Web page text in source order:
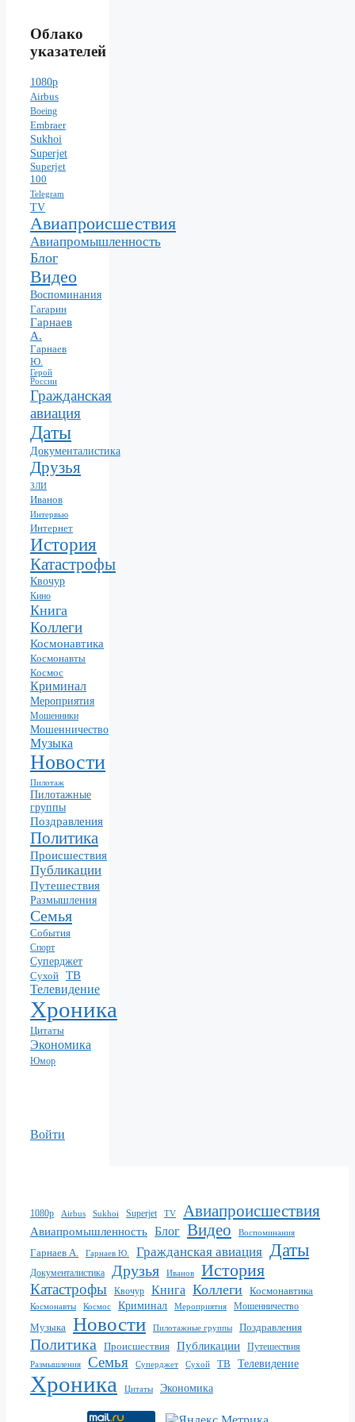
Облако
указателей
1080p
Airbus
Boeing
Embraer
Sukhoi
Superjet
Superjet
100
Telegram
TV
Авиапроисшествия
Авиапромышленность
Блог
Видео
Воспоминания
Гагарин
Гарнаев
А.
Гарнаев
Ю.
Герой
России
Гражданская
авиация
Даты
Документалистика
Друзья
ЗЛИ
Иванов
Интервью
Интернет
История
Катастрофы
Квочур
Кино
Книга
Коллеги
Космонавтика
Космонавты
Космос
Криминал
Мероприятия
Мошенники
Мошенничество
Музыка
Новости
Пилотаж
Пилотажные
группы
Поздравления
Политика
Происшествия
Публикации
Путешествия
Размышления
Семья
События
Спорт
Суперджет
Сухой ТВ
Телевидение
Хроника
Цитаты
Экономика
Юмор
Войти
1080p Airbus Sukhoi Superjet TV Авиапроисшествия
Авиапромышленность Блог Видео Воспоминания
Гарнаев А. Гарнаев Ю. Гражданская авиация Даты
Документалистика Друзья Иванов История
Катастрофы Квочур Книга Коллеги Космонавтика
Космонавты Космос Криминал Мероприятия Мошенничество
Музыка Новости Пилотажные группы Поздравления
Политика Происшествия Публикации Путешествия
Размышления Семья Суперджет Сухой ТВ Телевидение
Хроника Цитаты Экономика